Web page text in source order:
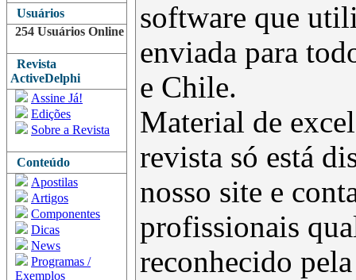
Usuários
254 Usuários Online
Revista
ActiveDelphi
Assine Já!
Edições
Sobre a Revista
Conteúdo
Apostilas
Artigos
Componentes
Dicas
News
Programas /
Exemplos
software que
enviada para
e Chile.
Material de
revista só está
nosso site e
profissionais
reconhecido